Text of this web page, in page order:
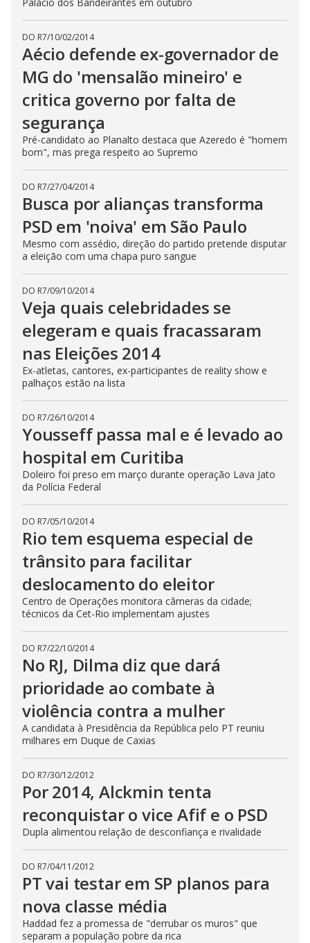
DO R7/10/02/2014
Aécio defende ex-governador de
MG do 'mensalão mineiro' e
critica governo por falta de
segurança
Pré-candidato ao Planalto destaca que Azeredo é "homem
bom", mas prega respeito ao Supremo
DO R7/27/04/2014
Busca por alianças transforma
PSD em 'noiva' em São Paulo
Mesmo com assédio, direção do partido pretende disputar
a eleição com uma chapa puro sangue
DO R7/09/10/2014
Veja quais celebridades se
elegeram e quais fracassaram
nas Eleições 2014
Ex-atletas, cantores, ex-participantes de reality show e
palhaços estão na lista
DO R7/26/10/2014
Yousseff passa mal e é levado ao
hospital em Curitiba
Doleiro foi preso em março durante operação Lava Jato
da Polícia Federal
DO R7/05/10/2014
Rio tem esquema especial de
trânsito para facilitar
deslocamento do eleitor
Centro de Operações monitora câmeras da cidade;
técnicos da Cet-Rio implementam ajustes
DO R7/22/10/2014
No RJ, Dilma diz que dará
prioridade ao combate à
violência contra a mulher
A candidata à Presidência da República pelo PT reuniu
milhares em Duque de Caxias
DO R7/30/12/2012
Por 2014, Alckmin tenta
reconquistar o vice Afif e o PSD
Dupla alimentou relação de desconfiança e rivalidade
DO R7/04/11/2012
PT vai testar em SP planos para
nova classe média
Haddad fez a promessa de "derrubar os muros" que
separam a população pobre da rica